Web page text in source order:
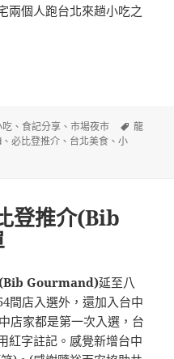
兩個人跑台北來趟小吃之
夜市 必比登推介
吃 、食記分享 、市場夜市
標
龍
、必比登推介 、 台北美食 、小
街夜市 必比登推介〉
登推介(Bib
(Bib Gourmand)延至八
間店入選外，還加入台中
店家都是第一次入選，台
紅字註記。感覺新增台中